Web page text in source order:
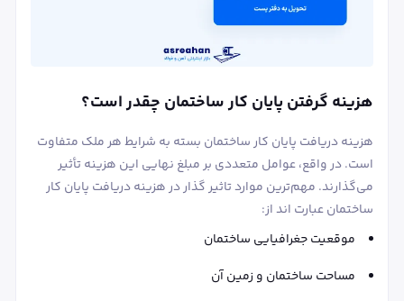
هزینه گرفتن پایان کار ساختمان چقدر است؟
هزینه دریافت پایان کار ساختمان بسته به شرایط هر ملک متفاوت
است. در واقع، عوامل متعددی بر مبلغ نهایی این هزینه تأثیر
می‌گذارند. مهم‌ترین موارد تاثیر گذار در هزینه دریافت پایان کار
ساختمان عبارت اند از:
موقعیت جغرافیایی ساختمان
مساحت ساختمان و زمین آن